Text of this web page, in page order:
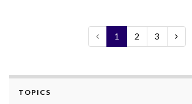
1 2 3
TOPICS